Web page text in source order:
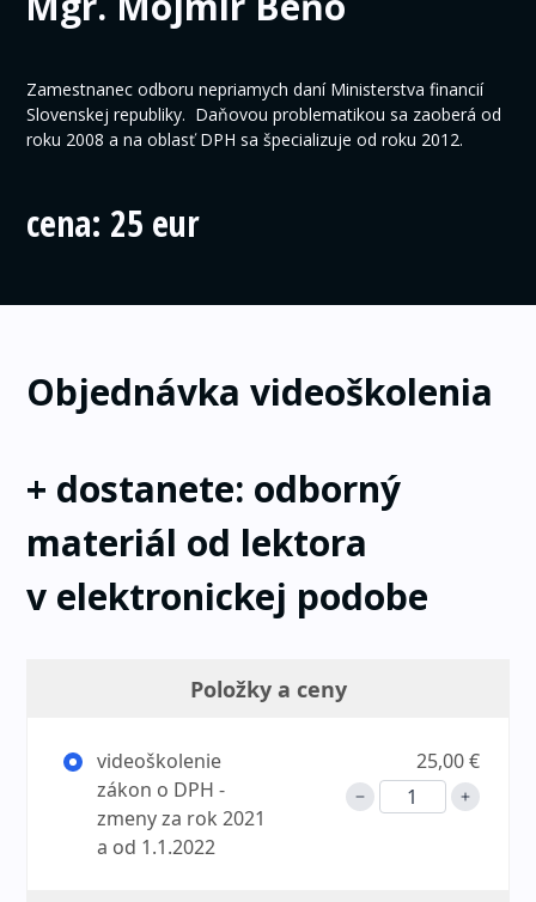
Zamestnanec odboru nepriamych daní Ministerstva financií
Slovenskej republiky. Daňovou problematikou sa zaoberá od
roku 2008 a na oblasť DPH sa špecializuje od roku 2012.
cena: 25 eur
Objednávka videoškolenia
+ dostanete: odborný
materiál od lektora
v elektronickej podobe
Položky a ceny
videoškolenie
zákon o DPH -
zmeny za rok 2021
a od 1.1.2022
25,00 €